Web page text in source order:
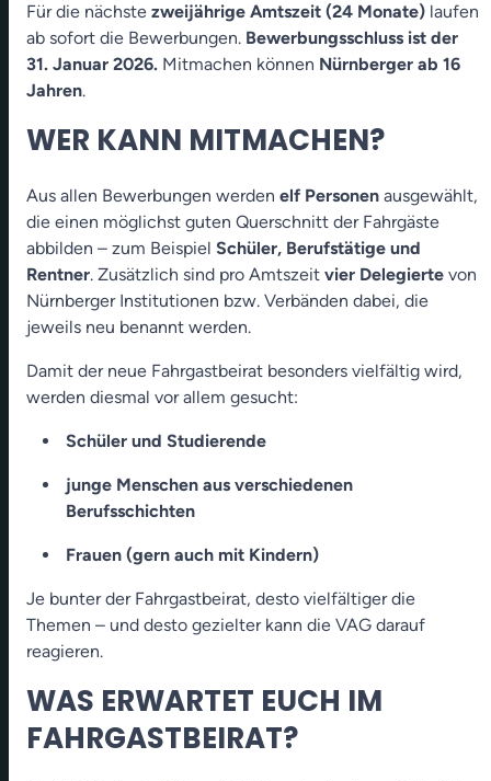
Für die nächste zweijährige Amtszeit (24 Monate) laufen
ab sofort die Bewerbungen. Bewerbungsschluss ist der
31. Januar 2026. Mitmachen können Nürnberger ab 16
Jahren.
WER KANN MITMACHEN?
Aus allen Bewerbungen werden elf Personen ausgewählt,
die einen möglichst guten Querschnitt der Fahrgäste
abbilden – zum Beispiel Schüler, Berufstätige und
Rentner. Zusätzlich sind pro Amtszeit vier Delegierte von
Nürnberger Institutionen bzw. Verbänden dabei, die
jeweils neu benannt werden.
Damit der neue Fahrgastbeirat besonders vielfältig wird,
werden diesmal vor allem gesucht:
Schüler und Studierende
junge Menschen aus verschiedenen
Berufsschichten
Frauen (gern auch mit Kindern)
Je bunter der Fahrgastbeirat, desto vielfältiger die
Themen – und desto gezielter kann die VAG darauf
reagieren.
WAS ERWARTET EUCH IM
FAHRGASTBEIRAT?